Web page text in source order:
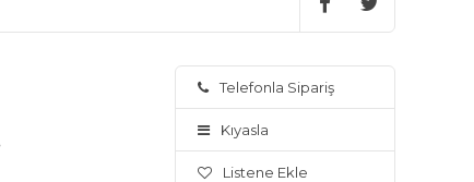
Telefonla Sipariş
Kıyasla
Listene Ekle